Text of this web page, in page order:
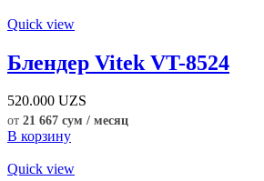
Quick view
Блендер Vitek VT-8524
520.000 UZS
от 21 667 сум / месяц
В корзину
Quick view